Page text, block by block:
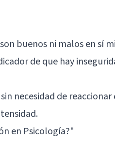
buenos ni malos en sí
de que hay
necesidad de
en Psicología?"